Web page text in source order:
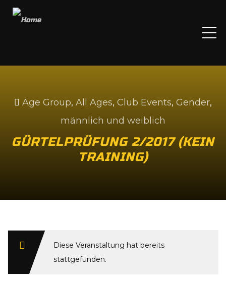
Age Group, All Ages, Club Events, Gender,
männlich und weiblich
GÜRTELPRÜFUNG 2/2017 (KEIN
TRAINING)
Diese Veranstaltung hat bereits
stattgefunden.